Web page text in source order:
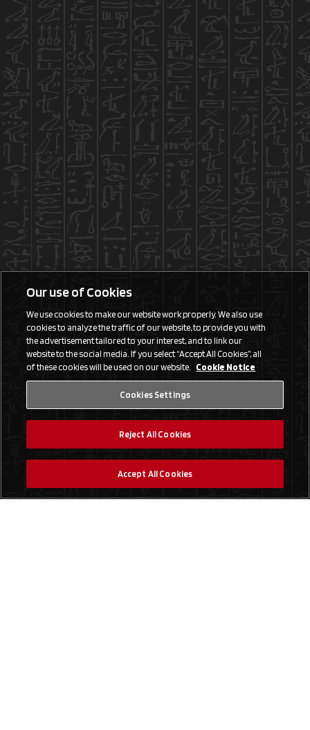
Our use of Cookies
We use cookies to make our website work properly. We also use
cookies to analyze the traffic of our website, to provide you with
the advertisement tailored to your interest, and to link our
website to the social media. If you select “Accept All Cookies”, all
of these cookies will be used on our website. Cookie Notice
Cookies Settings
Reject All Cookies
Accept All Cookies